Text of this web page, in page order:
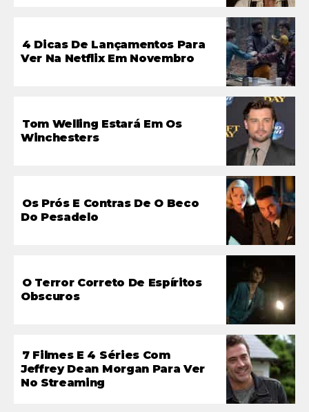
4 Dicas De Lançamentos Para
Ver Na Netflix Em Novembro
Tom Welling Estará Em Os
Winchesters
Os Prós E Contras De O Beco
Do Pesadelo
O Terror Correto De Espíritos
Obscuros
7 Filmes E 4 Séries Com
Jeffrey Dean Morgan Para Ver
No Streaming